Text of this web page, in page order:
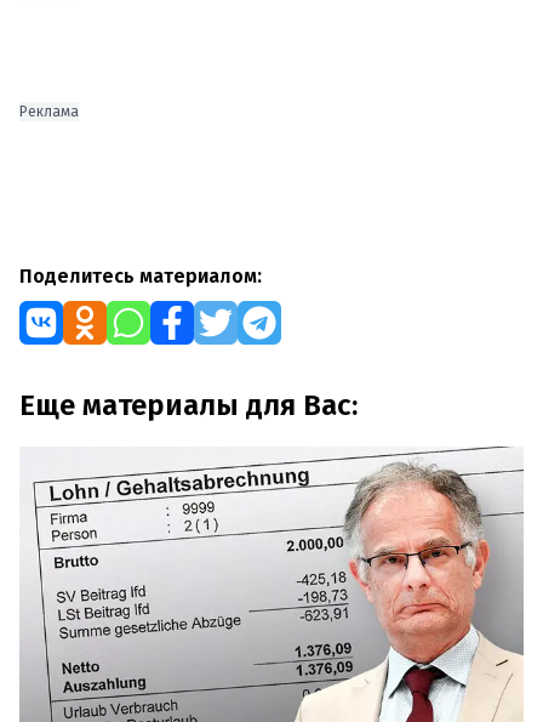
Реклама
Поделитесь материалом:
Еще материалы для Вас: